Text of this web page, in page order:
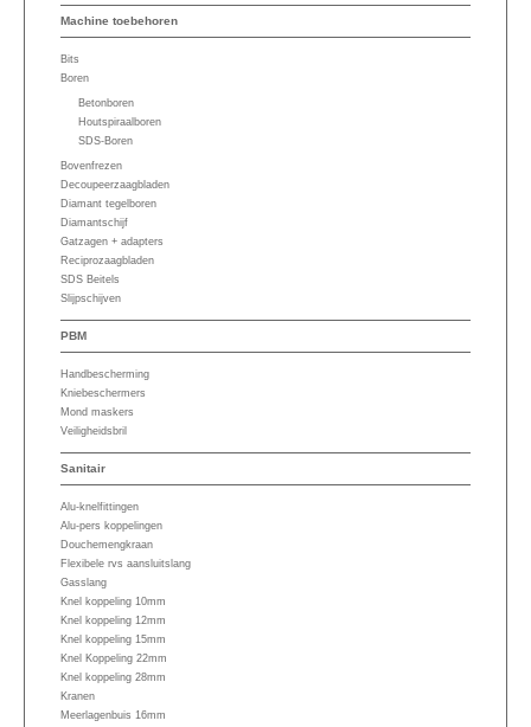
Machine toebehoren
Bits
Boren
Betonboren
Houtspiraalboren
SDS-Boren
Bovenfrezen
Decoupeerzaagbladen
Diamant tegelboren
Diamantschijf
Gatzagen + adapters
Reciprozaagbladen
SDS Beitels
Slijpschijven
PBM
Handbescherming
Kniebeschermers
Mond maskers
Veiligheidsbril
Sanitair
Alu-knelfittingen
Alu-pers koppelingen
Douchemengkraan
Flexibele rvs aansluitslang
Gasslang
Knel koppeling 10mm
Knel koppeling 12mm
Knel koppeling 15mm
Knel Koppeling 22mm
Knel koppeling 28mm
Kranen
Meerlagenbuis 16mm